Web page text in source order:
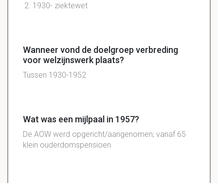
1930- ziektewet
Wanneer vond de doelgroep verbreding
voor welzijnswerk plaats?
Tussen 1930-1952
Wat was een mijlpaal in 1957?
De AOW werd opgericht/aangenomen; vanaf 65
klein ouderdomspensioen